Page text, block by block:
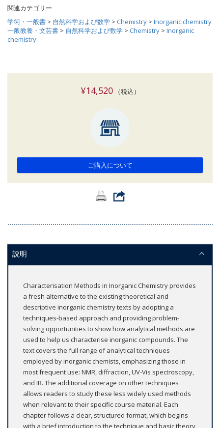
関連カテゴリー
学術・一般書 > 自然科学および数学 > Chemistry > Inorganic chemistry
一般教養・文芸書 > 自然科学および数学 > Chemistry > Inorganic
chemistry
¥14,520（税込）
ご購入について
説明
Characterisation Methods in Inorganic Chemistry provides
a fresh alternative to the existing theoretical and
descriptive inorganic chemistry texts by adopting a
techniques-based approach and providing problem-
solving opportunities to show how analytical methods are
used to help us characterise inorganic compounds. The
text covers the full range of analytical techniques
employed by inorganic chemists, emphasizing those in
most frequent use: NMR, diffraction, UV-Vis spectroscopy,
and IR. The additional coverage on other techniques
allows readers to study these less widely used methods
when relevant to their specific course material. Each
chapter follows a clear, structured format, which begins
with a brief introduction to the technique and basic theory